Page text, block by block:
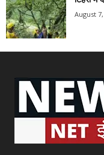
August